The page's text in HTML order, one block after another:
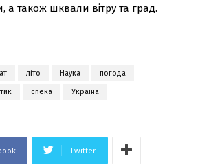
а також шквали вітру та град.
літо Наука погода
спека Україна
Twitter